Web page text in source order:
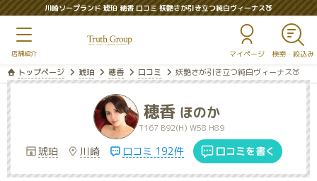
川崎ソープランド 琥珀 穂香 口コミ 妖艶さが引き立つ純白ヴィーナス🍑
マイページ
トップページ 琥珀 穂香 口コミ 妖艶さが引き立つ純白ヴィーナス🍑
穂香 ほのか
T167 B92(H) W58 H89
琥珀 川崎 口コミ 192件 口コミを書く